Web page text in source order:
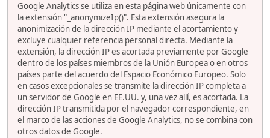
Google Analytics se utiliza en esta página web únicamente con
la extensión "_anonymizeIp()". Esta extensión asegura la
anonimización de la dirección IP mediante el acortamiento y
excluye cualquier referencia personal directa. Mediante la
extensión, la dirección IP es acortada previamente por Google
dentro de los países miembros de la Unión Europea o en otros
países parte del acuerdo del Espacio Económico Europeo. Solo
en casos excepcionales se transmite la dirección IP completa a
un servidor de Google en EE.UU. y, una vez allí, es acortada. La
dirección IP transmitida por el navegador correspondiente, en
el marco de las acciones de Google Analytics, no se combina con
otros datos de Google.